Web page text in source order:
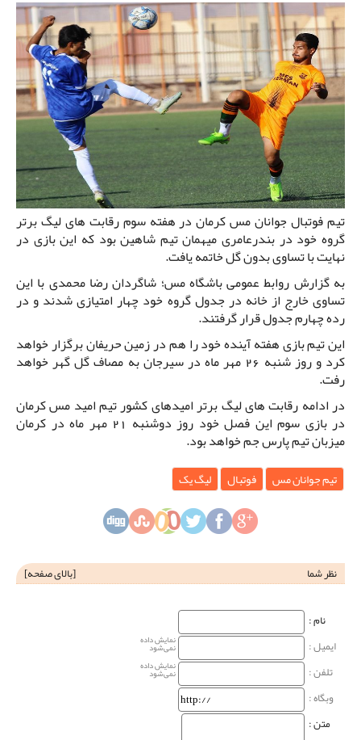
تیم فوتبال جوانان مس کرمان در هفته سوم رقابت های لیگ برتر
گروه خود در بندرعامری میهمان تیم شاهین بود که این بازی در
نهایت با تساوی بدون گل خاتمه یافت.
به گزارش روابط عمومی باشگاه مس؛ شاگردان رضا محمدی با این
تساوی خارج از خانه در جدول گروه خود چهار امتیازی شدند و در
رده چهارم جدول قرار گرفتند.
این تیم بازی هفته آینده خود را هم در زمین حریفان برگزار خواهد
کرد و روز شنبه 26 مهر ماه در سیرجان به مصاف گل گهر خواهد
رفت.
در ادامه رقابت های لیگ برتر امیدهای کشور تیم امید مس کرمان
در بازی سوم این فصل خود روز دوشنبه 21 مهر ماه در کرمان
میزبان تیم پارس جم خواهد بود.
تیم جوانان مس فوتبال لیگ یک
نظر شما [بالای صفحه]
نام‌ :
ایمیل :
نمایش داده
نمی‌شود
تلفن : نمایش داده
نمی‌شود
وبگاه‌ :
متن :